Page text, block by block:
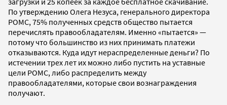
По утверждению Олега Незуса, генерального директора
РОМС, 75% полученных средств общество пытается
перечислять правообладателям. Именно «пытается» —
потому что большинство из них принимать платежи
отказываются. Куда идут нераспределенные деньги? По
истечении трех лет их можно либо пустить на уставные
цели РОМС, либо распределить между
правообладателями, которые свои вознаграждения
получают.